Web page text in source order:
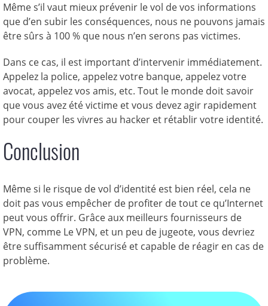
Même s’il vaut mieux prévenir le vol de vos informations
que d’en subir les conséquences, nous ne pouvons jamais
être sûrs à 100 % que nous n’en serons pas victimes.
Dans ce cas, il est important d’intervenir immédiatement.
Appelez la police, appelez votre banque, appelez votre
avocat, appelez vos amis, etc. Tout le monde doit savoir
que vous avez été victime et vous devez agir rapidement
pour couper les vivres au hacker et rétablir votre identité.
Conclusion
Même si le risque de vol d’identité est bien réel, cela ne
doit pas vous empêcher de profiter de tout ce qu’Internet
peut vous offrir. Grâce aux meilleurs fournisseurs de
VPN, comme Le VPN, et un peu de jugeote, vous devriez
être suffisamment sécurisé et capable de réagir en cas de
problème.